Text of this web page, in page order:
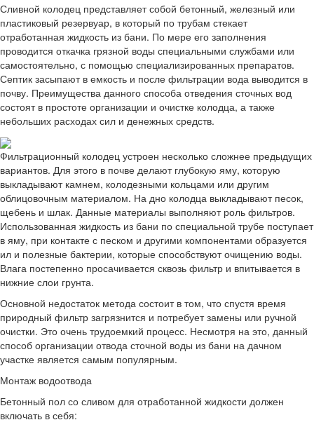
Сливной колодец представляет собой бетонный, железный или
пластиковый резервуар, в который по трубам стекает
отработанная жидкость из бани. По мере его заполнения
проводится откачка грязной воды специальными службами или
самостоятельно, с помощью специализированных препаратов.
Септик засыпают в емкость и после фильтрации вода выводится в
почву. Преимущества данного способа отведения сточных вод
состоят в простоте организации и очистке колодца, а также
небольших расходах сил и денежных средств.
Фильтрационный колодец устроен несколько сложнее предыдущих
вариантов. Для этого в почве делают глубокую яму, которую
выкладывают камнем, колодезными кольцами или другим
облицовочным материалом. На дно колодца выкладывают песок,
щебень и шлак. Данные материалы выполняют роль фильтров.
Использованная жидкость из бани по специальной трубе поступает
в яму, при контакте с песком и другими компонентами образуется
ил и полезные бактерии, которые способствуют очищению воды.
Влага постепенно просачивается сквозь фильтр и впитывается в
нижние слои грунта.
Основной недостаток метода состоит в том, что спустя время
природный фильтр загрязнится и потребует замены или ручной
очистки. Это очень трудоемкий процесс. Несмотря на это, данный
способ организации отвода сточной воды из бани на дачном
участке является самым популярным.
Монтаж водоотвода
Бетонный пол со сливом для отработанной жидкости должен
включать в себя: